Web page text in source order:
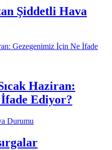
Şiddetli Hava
Haziran:
Ediyor?
Durumu